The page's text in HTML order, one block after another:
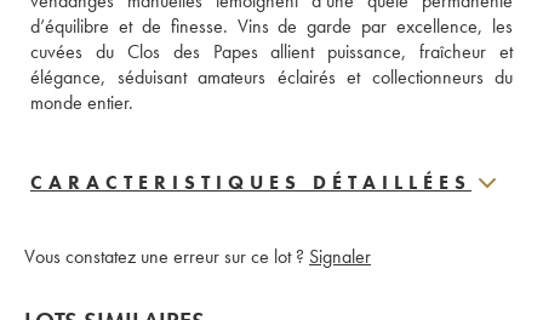
d’équilibre et de finesse. Vins de garde par excellence, les
cuvées du Clos des Papes allient puissance, fraîcheur et
élégance, séduisant amateurs éclairés et collectionneurs du
monde entier.
CARACTERISTIQUES DÉTAILLÉES
Vous constatez une erreur sur ce lot ? Signaler